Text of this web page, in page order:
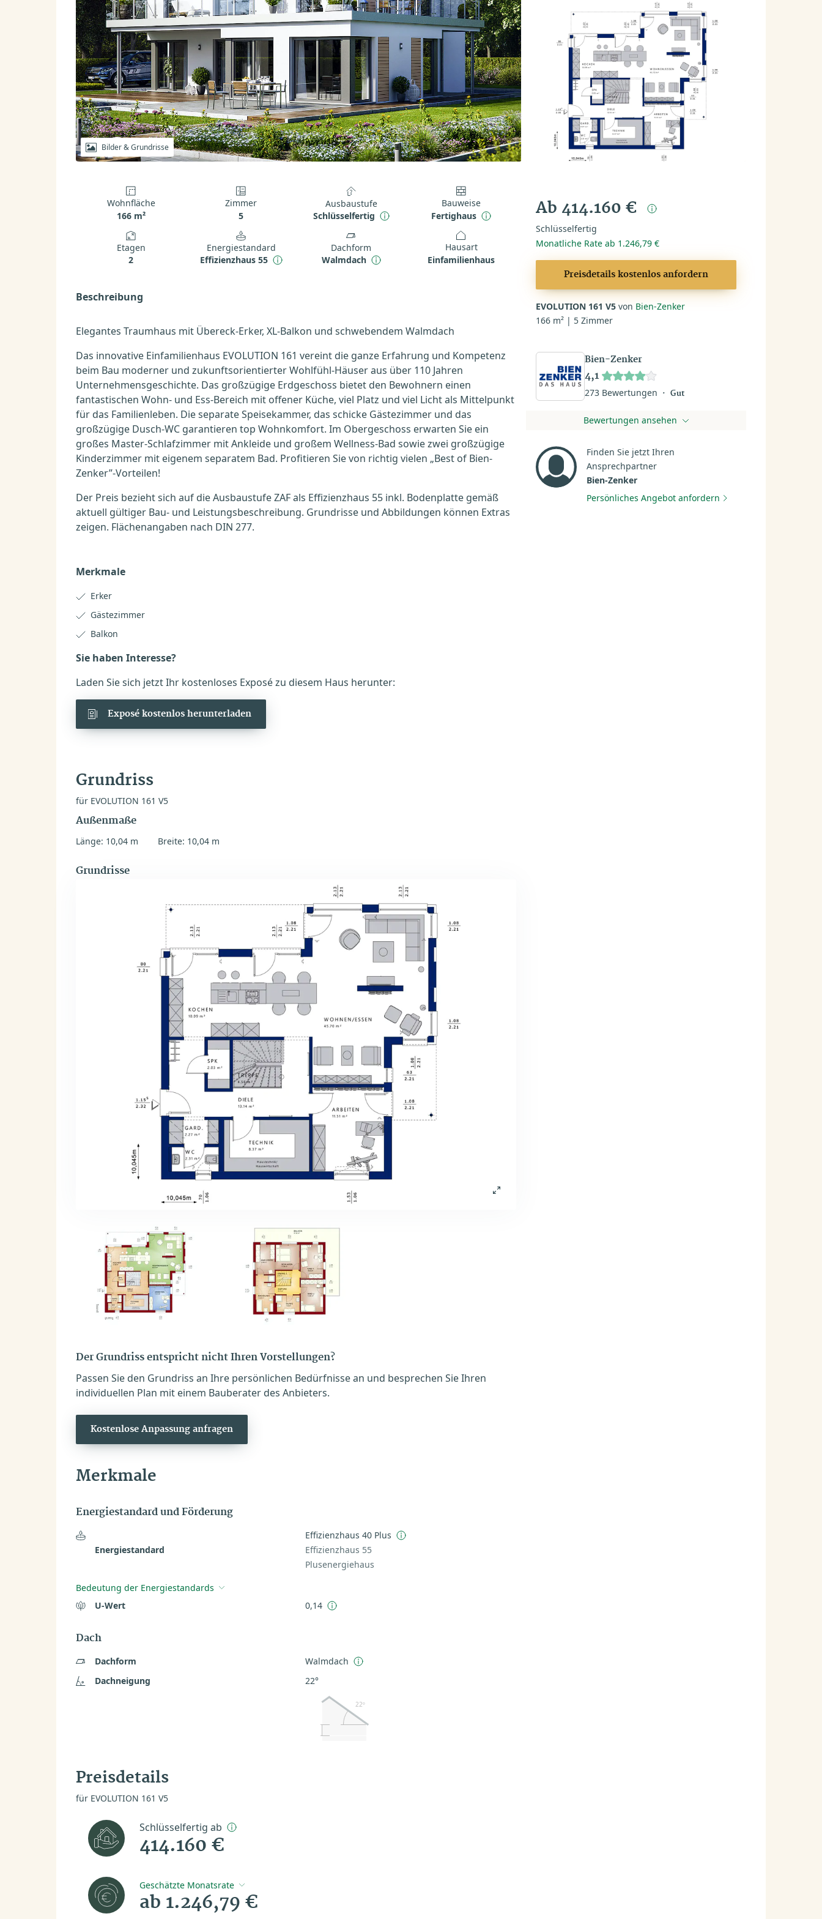
Bilder & Grundrisse
Wohnfläche
166 m²
Zimmer
5
Ausbaustufe
Schlüsselfertig
Bauweise
Fertighaus
Etagen
2
Energiestandard
Effizienzhaus 55
Dachform
Walmdach
Hausart
Einfamilienhaus
Beschreibung
Elegantes Traumhaus mit Übereck-Erker, XL-Balkon und schwebendem Walmdach
Das innovative Einfamilienhaus EVOLUTION 161 vereint die ganze Erfahrung und Kompetenz
beim Bau moderner und zukunftsorientierter Wohlfühl-Häuser aus über 110 Jahren
Unternehmensgeschichte. Das großzügige Erdgeschoss bietet den Bewohnern einen
fantastischen Wohn- und Ess-Bereich mit offener Küche, viel Platz und viel Licht als Mittelpunkt
für das Familienleben. Die separate Speisekammer, das schicke Gästezimmer und das
großzügige Dusch-WC garantieren top Wohnkomfort. Im Obergeschoss erwarten Sie ein
großes Master-Schlafzimmer mit Ankleide und großem Wellness-Bad sowie zwei großzügige
Kinderzimmer mit eigenem separatem Bad. Profitieren Sie von richtig vielen „Best of Bien-
Zenker”-Vorteilen!
Der Preis bezieht sich auf die Ausbaustufe ZAF als Effizienzhaus 55 inkl. Bodenplatte gemäß
aktuell gültiger Bau- und Leistungsbeschreibung. Grundrisse und Abbildungen können Extras
zeigen. Flächenangaben nach DIN 277.
Merkmale
Erker
Gästezimmer
Balkon
Sie haben Interesse?
Laden Sie sich jetzt Ihr kostenloses Exposé zu diesem Haus herunter:
Exposé kostenlos herunterladen
Grundriss
für EVOLUTION 161 V5
Außenmaße
Länge: 10,04 m Breite: 10,04 m
Grundrisse
Der Grundriss entspricht nicht Ihren Vorstellungen?
Passen Sie den Grundriss an Ihre persönlichen Bedürfnisse an und besprechen Sie Ihren
individuellen Plan mit einem Bauberater des Anbieters.
Kostenlose Anpassung anfragen
Merkmale
Energiestandard und Förderung
Energiestandard
Effizienzhaus 40 Plus
Effizienzhaus 55
Plusenergiehaus
Bedeutung der Energiestandards
U-Wert
0,14
Dach
Dachform
Walmdach
Dachneigung
22°
22º
Preisdetails
für EVOLUTION 161 V5
Schlüsselfertig ab
414.160 €
Geschätzte Monatsrate
ab 1.246,79 €
Ab 414.160 €
Schlüsselfertig
Monatliche Rate ab 1.246,79 €
Preisdetails kostenlos anfordern
EVOLUTION 161 V5 von Bien-Zenker
166 m² | 5 Zimmer
Bien-Zenker
4,1
273 Bewertungen Gut
Bewertungen ansehen
Finden Sie jetzt Ihren
Ansprechpartner
Bien-Zenker
Persönliches Angebot anfordern